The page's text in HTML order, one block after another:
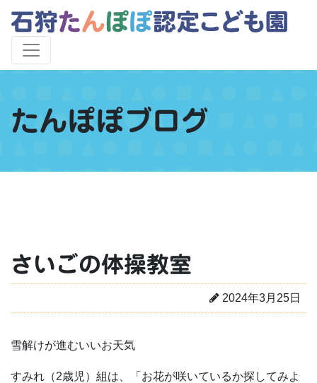
たんぽぽブログ
さいごの体操教室
2024年3月25日
雪解けが進むいいお天気
すみれ（2歳児）組は、「お花が咲いているか探してみよ